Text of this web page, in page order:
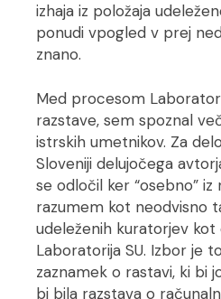
izhaja iz položaja
ponudi vpogled v prej
znano.
Med procesom
razstave, sem spoznal
istrskih umetnikov. Za
Sloveniji delujočega
se odločil ker “osebno” iz
razumem kot neodvisno
udeleženih kuratorjev
Laboratorija SU. Izbor je
zaznamek o rastavi, ki bi
bi bila razstava o